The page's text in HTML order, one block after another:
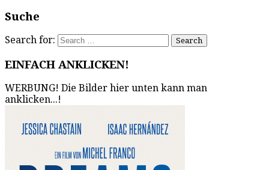
Suche
Search for:
EINFACH ANKLICKEN!
WERBUNG! Die Bilder hier unten kann man
anklicken...!